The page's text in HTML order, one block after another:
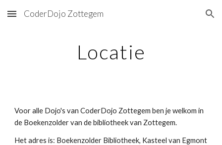
Skip to main content Skip to navigation
CoderDojo Zottegem
Locatie
Voor alle Dojo's van CoderDojo Zottegem ben je welkom in
de Boekenzolder van de bibliotheek van Zottegem.
Het adres is: Boekenzolder Bibliotheek, Kasteel van Egmont